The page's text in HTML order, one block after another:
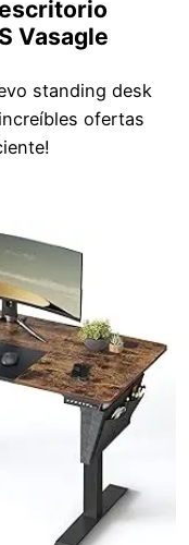
Vasagle
standing desk
ofertas